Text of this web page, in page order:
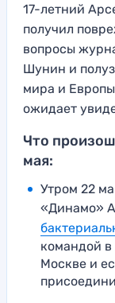
17-летний
получил
вопросы
Шунин и
мира и
ожидает
Что
мая:
Утром 22
«Динамо»
командой в
Москве и